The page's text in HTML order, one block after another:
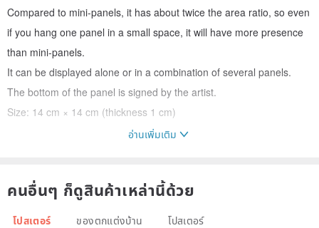
Compared to mini-panels, it has about twice the area ratio, so even
if you hang one panel in a small space, it will have more presence
than mini-panels.
It can be displayed alone or in a combination of several panels.
The bottom of the panel is signed by the artist.
Size: 14 cm × 14 cm (thickness 1 cm)
Production area / production method
อ่านเพิ่มเติม
คนอื่นๆ ก็ดูสินค้าเหล่านี้ด้วย
โปสเตอร์ ของตกแต่งบ้าน โปสเตอร์